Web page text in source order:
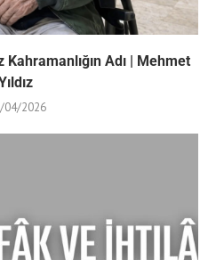
Kahramanlığın Adı | Mehmet
04/2026